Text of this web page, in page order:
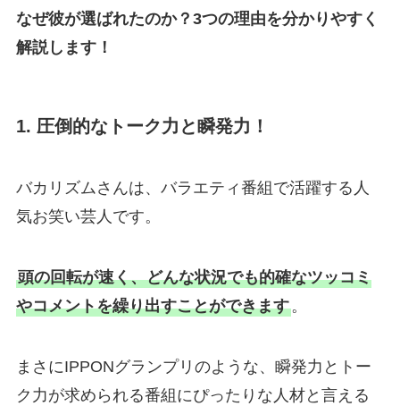
なぜ彼が選ばれたのか？3つの理由を分かりやすく
解説します！
1. 圧倒的なトーク力と瞬発力！
バカリズムさんは、バラエティ番組で活躍する人
気お笑い芸人です。
頭の回転が速く、どんな状況でも的確なツッコミ
やコメントを繰り出すことができます。
まさにIPPONグランプリのような、瞬発力とトー
ク力が求められる番組にぴったりな人材と言える